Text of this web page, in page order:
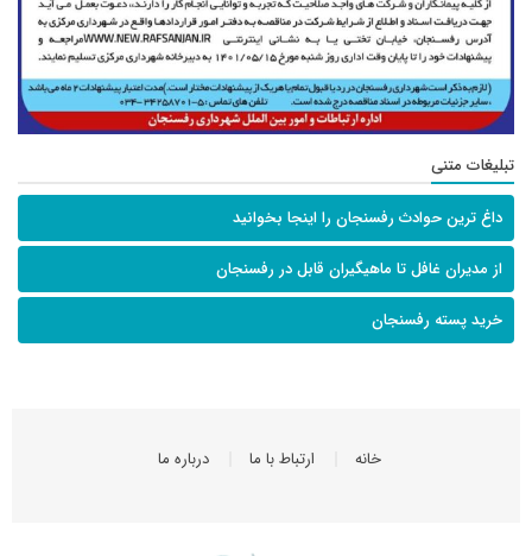
تبلیغات متنی
داغ ترین حوادث رفسنجان را اینجا بخوانید
از مدیران غافل تا ماهیگیران قابل در رفسنجان
خرید پسته رفسنجان
خانه ارتباط با ما درباره ما